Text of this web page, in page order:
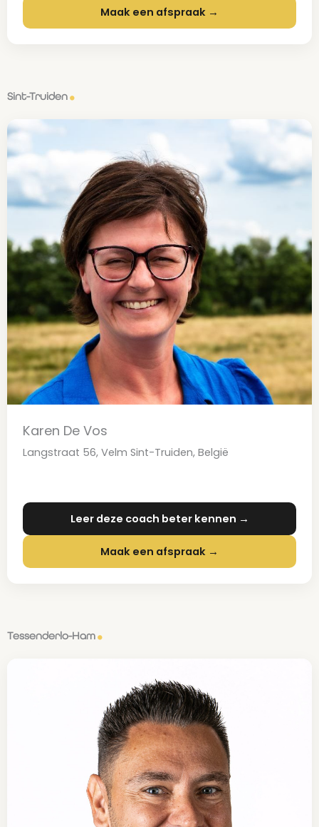
Maak een afspraak →
Sint-Truiden
Karen De Vos
Langstraat 56, Velm Sint-Truiden, België
Leer deze coach beter kennen →
Maak een afspraak →
Tessenderlo-Ham